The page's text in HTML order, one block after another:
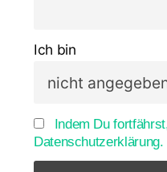
Ich bin
Indem Du
Datenschutzerklärung.